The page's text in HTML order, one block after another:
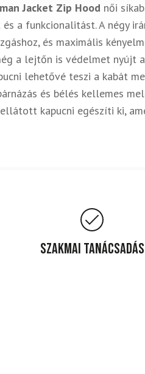
Jacket Zip Hood női
a funkcionalitást. A négy
és maximális
a lejtőn is védelmet nyújt a
lehetővé teszi a kabát
és bélés kellemes
kapucni egészíti ki,
Szakmai tanácsadás